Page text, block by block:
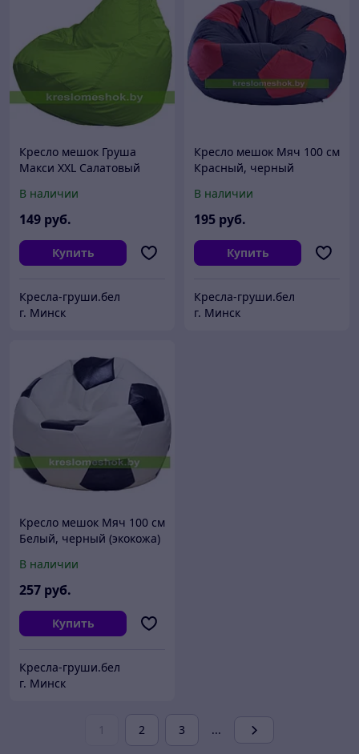
Кресло мешок Груша
Макси XXL Салатовый
В наличии
149 руб.
Купить
Кресла-груши.бел
г. Минск
Кресло мешок Мяч 100 см
Красный, черный
В наличии
195 руб.
Купить
Кресла-груши.бел
г. Минск
Кресло мешок Мяч 100 см
Белый, черный (экокожа)
В наличии
257 руб.
Купить
Кресла-груши.бел
г. Минск
1 2 3 ...